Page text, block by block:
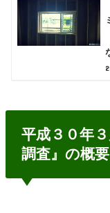
平成３０年
調査』の概要